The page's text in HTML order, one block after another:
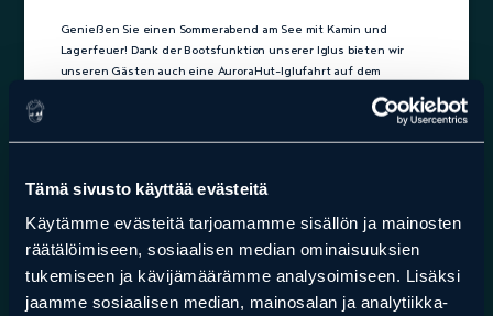
Tämä sivusto käyttää evästeitä
Käytämme evästeitä tarjoamamme sisällön ja mainosten
räätälöimiseen, sosiaalisen median ominaisuuksien
tukemiseen ja kävijämäärämme analysoimiseen. Lisäksi
jaamme sosiaalisen median, mainosalan ja analytiikka-
Genießen Sie einen Sommerabend am See mit Kamin und
Lagerfeuer! Dank der Bootsfunktion unserer Iglus bieten wir
unseren Gästen auch eine AuroraHut-Iglufahrt auf dem
Verfügung, die das Iglu für mindestens eine Nacht gebucht
Buchen Sie hier